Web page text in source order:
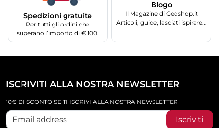
Spedizioni gratuite
Per tutti gli ordini che
superano l’importo di € 100.
Blogo
Il Magazine di Gedshop.it
Articoli, guide, lasciati ispirare...
ISCRIVITI ALLA NOSTRA NEWSLETTER
10€ DI SCONTO SE TI ISCRIVI ALLA NOSTRA NEWSLETTER
Iscriviti